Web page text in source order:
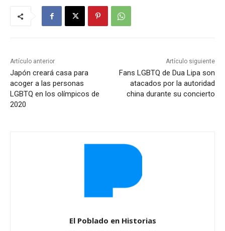
Artículo anterior
Japón creará casa para
acoger a las personas
LGBTQ en los olímpicos de
2020
Artículo siguiente
Fans LGBTQ de Dua Lipa son
atacados por la autoridad
china durante su concierto
El Poblado en Historias